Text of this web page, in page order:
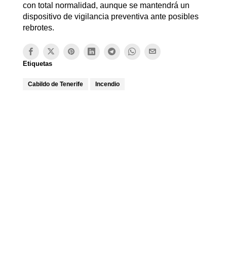
con total normalidad, aunque se mantendrá un
dispositivo de vigilancia preventiva ante posibles
rebrotes.
Etiquetas
Cabildo de Tenerife Incendio